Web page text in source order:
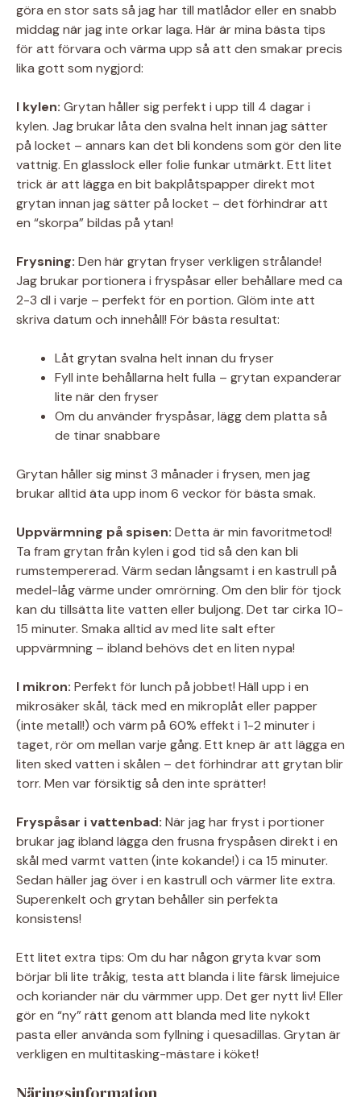
göra en stor sats så jag har till matlådor eller en snabb
middag när jag inte orkar laga. Här är mina bästa tips
för att förvara och värma upp så att den smakar precis
lika gott som nygjord:
I kylen: Grytan håller sig perfekt i upp till 4 dagar i
kylen. Jag brukar låta den svalna helt innan jag sätter
på locket – annars kan det bli kondens som gör den lite
vattnig. En glasslock eller folie funkar utmärkt. Ett litet
trick är att lägga en bit bakplåtspapper direkt mot
grytan innan jag sätter på locket – det förhindrar att
en “skorpa” bildas på ytan!
Frysning: Den här grytan fryser verkligen strålande!
Jag brukar portionera i fryspåsar eller behållare med ca
2-3 dl i varje – perfekt för en portion. Glöm inte att
skriva datum och innehåll! För bästa resultat:
Låt grytan svalna helt innan du fryser
Fyll inte behållarna helt fulla – grytan expanderar
lite när den fryser
Om du använder fryspåsar, lägg dem platta så
de tinar snabbare
Grytan håller sig minst 3 månader i frysen, men jag
brukar alltid äta upp inom 6 veckor för bästa smak.
Uppvärmning på spisen: Detta är min favoritmetod!
Ta fram grytan från kylen i god tid så den kan bli
rumstempererad. Värm sedan långsamt i en kastrull på
medel-låg värme under omrörning. Om den blir för tjock
kan du tillsätta lite vatten eller buljong. Det tar cirka 10-
15 minuter. Smaka alltid av med lite salt efter
uppvärmning – ibland behövs det en liten nypa!
I mikron: Perfekt för lunch på jobbet! Häll upp i en
mikrosäker skål, täck med en mikroplåt eller papper
(inte metall!) och värm på 60% effekt i 1-2 minuter i
taget, rör om mellan varje gång. Ett knep är att lägga en
liten sked vatten i skålen – det förhindrar att grytan blir
torr. Men var försiktig så den inte sprätter!
Fryspåsar i vattenbad: När jag har fryst i portioner
brukar jag ibland lägga den frusna fryspåsen direkt i en
skål med varmt vatten (inte kokande!) i ca 15 minuter.
Sedan häller jag över i en kastrull och värmer lite extra.
Superenkelt och grytan behåller sin perfekta
konsistens!
Ett litet extra tips: Om du har någon gryta kvar som
börjar bli lite tråkig, testa att blanda i lite färsk limejuice
och koriander när du värmmer upp. Det ger nytt liv! Eller
gör en “ny” rätt genom att blanda med lite nykokt
pasta eller använda som fyllning i quesadillas. Grytan är
verkligen en multitasking-mästare i köket!